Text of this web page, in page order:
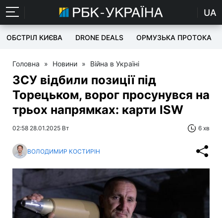
UA
ОБСТРІЛ КИЄВА DRONE DEALS ОРМУЗЬКА ПРОТОКА
Головна » Новини » Війна в Україні
ЗСУ відбили позиції під
Торецьком, ворог просунувся на
трьох напрямках: карти ISW
02:58 28.01.2025 Вт 6 хв
ВОЛОДИМИР КОСТИРІН